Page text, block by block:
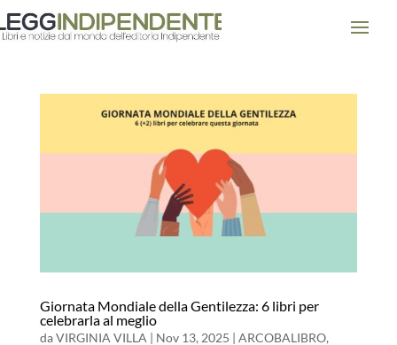
Giornata Mondiale della Gentilezza: 6 libri per
celebrarla al meglio
daVIRGINIA VILLA | Nov 13, 2025 | ARCOBALIBRO,